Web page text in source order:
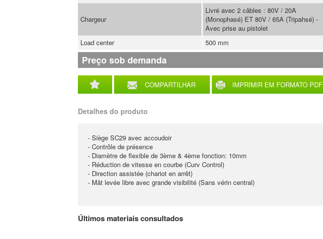
COMPARTILHAR IMPRIMIR EM FORMATO PDF
Chargeur
Livré avec 2 câbles : 80V / 20A
(Monophasé) ET 80V / 65A (Tripahsé) -
Avec prise au pistolet
Load center
500 mm
Preço sob demanda
Detalhes do produto
- Siège SC29 avec accoudoir
- Contrôle de présence
- Diamètre de flexible de 3ème & 4ème fonction: 10mm
- Réduction de vitesse en courbe (Curv Control)
- Direction assistée (chariot en arrêt)
- Mât levée libre avec grande visibilité (Sans vérin central)
Últimos materiais consultados